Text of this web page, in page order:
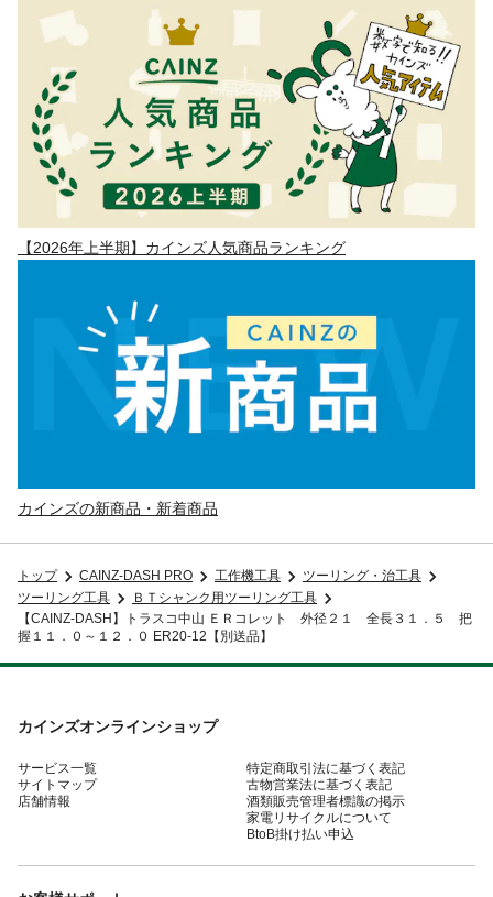
【2026年上半期】カインズ人気商品ランキング
カインズの新商品・新着商品
トップ CAINZ-DASH PRO 工作機工具
ツーリング・治工具
ツーリング工具
ＢＴシャンク用ツーリング工具
【CAINZ-DASH】トラスコ中山 ＥＲコレット 外径２１ 全長３１．５ 把
握１１．０～１２．０ ER20-12【別送品】
カインズオンラインショップ
サービス一覧
サイトマップ
店舗情報
特定商取引法に基づく表記
古物営業法に基づく表記
酒類販売管理者標識の掲示
家電リサイクルについて
BtoB掛け払い申込